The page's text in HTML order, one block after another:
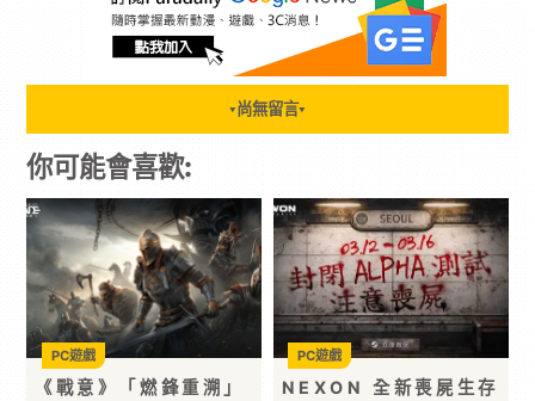
▼ 尚無留言▼
你可能會喜歡:
《戰意》「燃鋒重溯」
PC遊戲
NEXON 全新喪屍生存
PC遊戲